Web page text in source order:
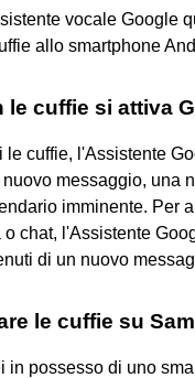
vocale Google
allo smartphone
le cuffie si attiva
le cuffie, l'Assistente
messaggio, una
imminente. Per
o chat, l'Assistente
di un nuovo
le cuffie su
in possesso di uno